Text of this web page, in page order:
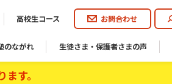
高校生コース お問合わせ
のながれ 生徒さま・保護者さまの声
す。